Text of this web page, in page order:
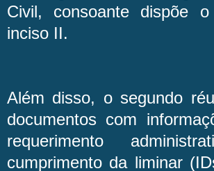
Civil, consoante dispõe
inciso II.
Além disso, o segundo
documentos com
requerimento
cumprimento da liminar